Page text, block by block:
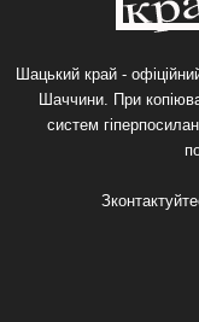
Шацький край -
Шаччини. При
систем